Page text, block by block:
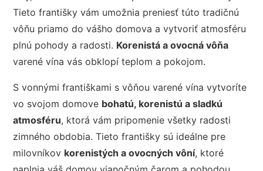
Tieto františky vám umožnia preniesť túto tradičnú
vôňu priamo do vášho domova a vytvoriť atmosféru
plnú pohody a radosti. Korenistá a ovocná vôňa
varené vína vás obklopí teplom a pokojom.
S vonnými františkami s vôňou varené vína vytvoríte
vo svojom domove bohatú, korenistú a sladkú
atmosféru, ktorá vám pripomenie všetky radosti
zimného obdobia. Tieto františky sú ideálne pre
milovníkov korenistých a ovocných vôní, ktoré